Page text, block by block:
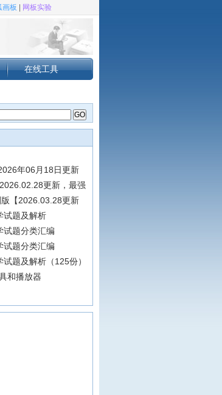
画板 网板实验
在线工具
年06月18日更新
更新，最强
【2026.03.28更新
试题及解析
试题分类汇编
试题分类汇编
题及解析（125份）
和播放器